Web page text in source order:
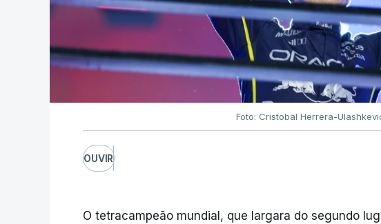
Foto: Cristobal Herrera-
OUVIR
O tetracampeão mundial, que largara do segundo